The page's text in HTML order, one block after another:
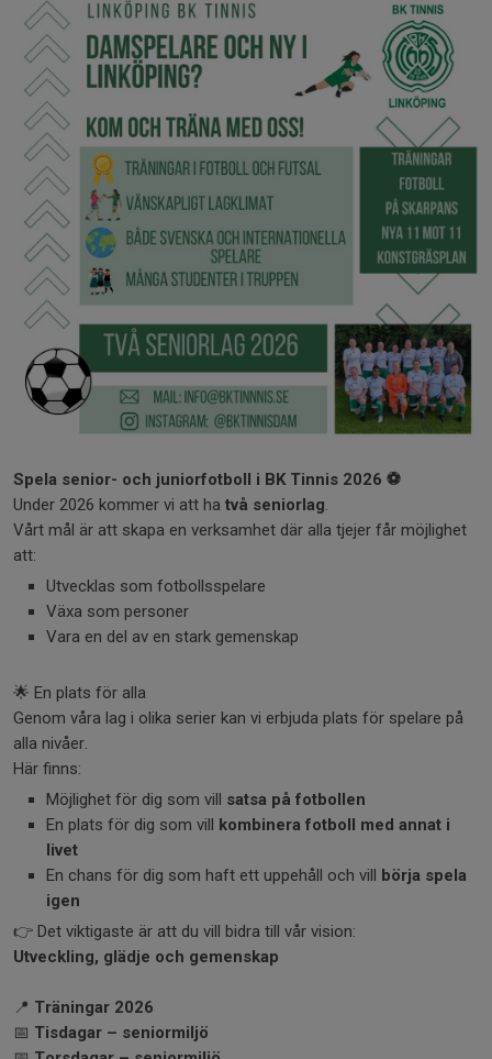
Spela senior- och juniorfotboll i BK Tinnis 2026 ⚽
Under 2026 kommer vi att ha två seniorlag.
Vårt mål är att skapa en verksamhet där alla tjejer får möjlighet
att:
Utvecklas som fotbollsspelare
Växa som personer
Vara en del av en stark gemenskap
🌟 En plats för alla
Genom våra lag i olika serier kan vi erbjuda plats för spelare på
alla nivåer.
Här finns:
Möjlighet för dig som vill satsa på fotbollen
En plats för dig som vill kombinera fotboll med annat i
livet
En chans för dig som haft ett uppehåll och vill börja spela
igen
👉 Det viktigaste är att du vill bidra till vår vision:
Utveckling, glädje och gemenskap
📍 Träningar 2026
📅 Tisdagar – seniormiljö